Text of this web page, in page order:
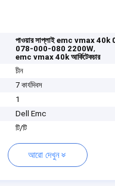
পাওয়ার সাপ্লাই emc vmax
078-000-080 2200W,
emc vmax 40k আর্কিটেকচার
চীন
7 কার্যদিবস
1
Dell Emc
টি/টি
আরো দেখুন